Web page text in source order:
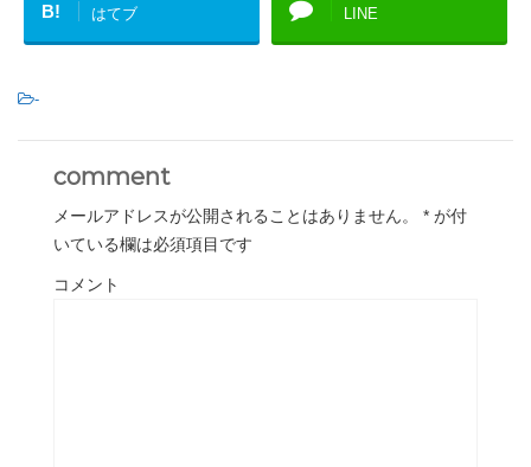
B! はてブ LINE
-
comment
メールアドレスが公開されることはありません。 * が付
いている欄は必須項目です
コメント